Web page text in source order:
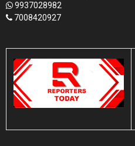
9937028982
7008420927